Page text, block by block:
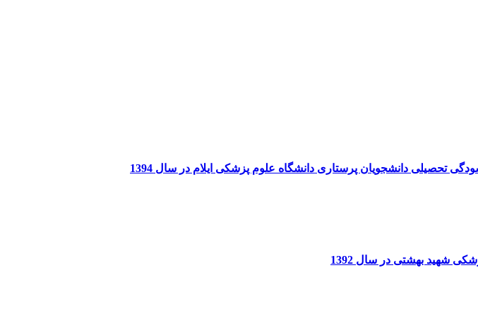
دانشجویان پرستاری دانشگاه علوم پزشکی ایلام در سال 1394
شهید بهشتی در سال 1392